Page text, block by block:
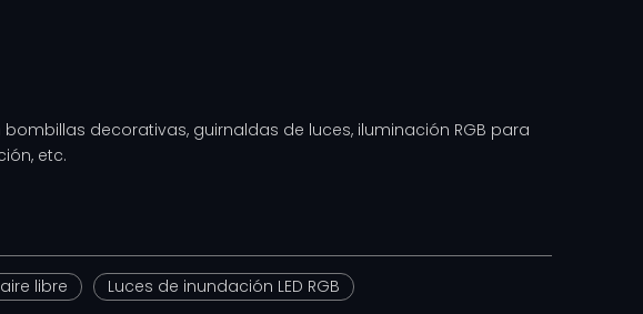
decorativas, guirnaldas de luces, iluminación RGB para
etc.
libre Luces de inundación LED RGB